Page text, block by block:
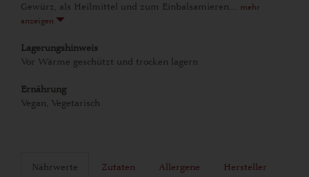
Gewürz, als Heilmittel und zum Einbalsamieren.... mehr
anzeigen
Lagerungshinweis
Vor Wärme geschützt und trocken lagern
Ernährung
Vegan, Vegetarisch
Nährwerte Zutaten Allergene Hersteller